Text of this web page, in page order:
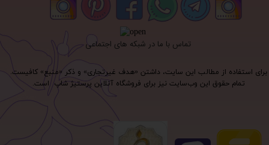
برای استفاده از مطالب این سایت، داشتن «هدف غیرتجاری» و ذکر «منبع» کافیست.
تمام حقوق اين وب‌سايت نیز برای فروشگاه آنلاین پرستیژ شاپ است.
تماس با ما در شبکه های اجتماعی